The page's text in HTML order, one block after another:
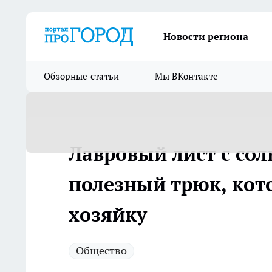
Новости региона
Обзорные статьи Мы ВКонтакте
Лавровый лист с
полезный трюк,
хозяйку
Общество